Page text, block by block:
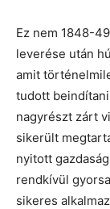
Ez nem 1848-
leverése után
amit
tudott
nagyrészt zárt
sikerült
nyitott
rendkívül
sikeres